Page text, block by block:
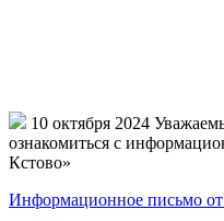
10 октября 2024
ознакомиться с
Кстово»
Информационное письмо